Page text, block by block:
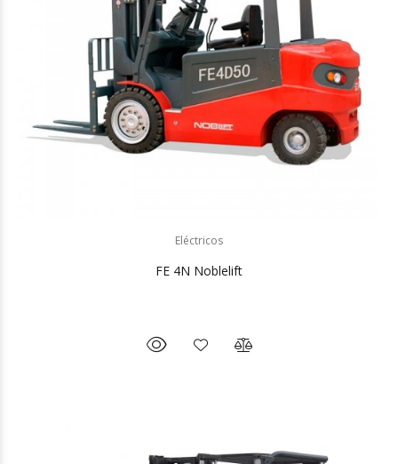
Eléctricos
FE 4N Noblelift